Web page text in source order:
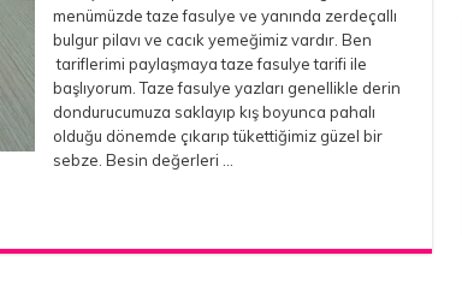
menümüzde taze fasulye ve yanında zerdeçallı
bulgur pilavı ve cacık yemeğimiz vardır. Ben
tariflerimi paylaşmaya taze fasulye tarifi ile
başlıyorum. Taze fasulye yazları genellikle derin
dondurucumuza saklayıp kış boyunca pahalı
olduğu dönemde çıkarıp tükettiğimiz güzel bir
sebze. Besin değerleri …